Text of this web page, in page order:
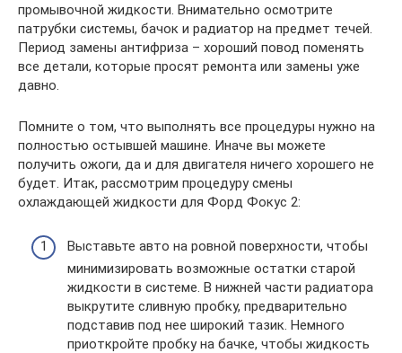
промывочной жидкости. Внимательно осмотрите
патрубки системы, бачок и радиатор на предмет течей.
Период замены антифриза – хороший повод поменять
все детали, которые просят ремонта или замены уже
давно.
Помните о том, что выполнять все процедуры нужно на
полностью остывшей машине. Иначе вы можете
получить ожоги, да и для двигателя ничего хорошего не
будет. Итак, рассмотрим процедуру смены
охлаждающей жидкости для Форд Фокус 2:
Выставьте авто на ровной поверхности, чтобы
минимизировать возможные остатки старой
жидкости в системе. В нижней части радиатора
выкрутите сливную пробку, предварительно
подставив под нее широкий тазик. Немного
приоткройте пробку на бачке, чтобы жидкость